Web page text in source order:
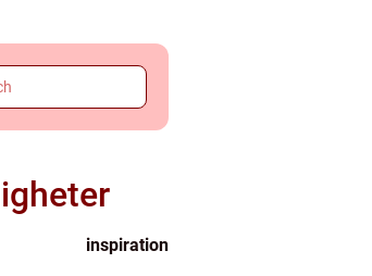
inspiration